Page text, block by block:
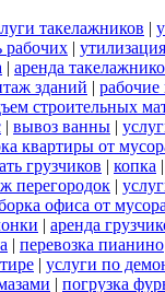
такелажников |
рабочих |
| аренда
зданий | рабочие
строительных
| вывоз ванны |
квартиры от
грузчиков | копка
перегородок |
офиса от
| аренда
| перевозка пианино
| услуги по
| погрузка